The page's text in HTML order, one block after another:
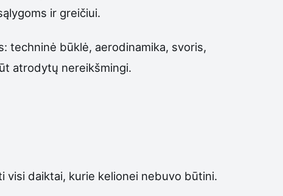
ir greičiui.
techninė būklė, aerodinamika, svoris,
atrodytų nereikšmingi.
visi daiktai, kurie kelionei nebuvo būtini.